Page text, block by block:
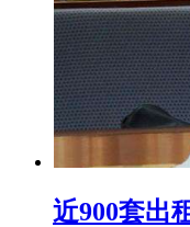
近900套出